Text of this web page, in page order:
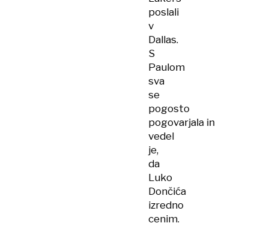
poslali
v
Dallas.
S
Paulom
sva
se
pogosto
pogovarjala in
vedel
je,
da
Luko
Dončića
izredno
cenim.